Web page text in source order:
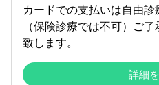
カードでの支払いは自由診
（保険診療では不可）ご
致します。
詳細